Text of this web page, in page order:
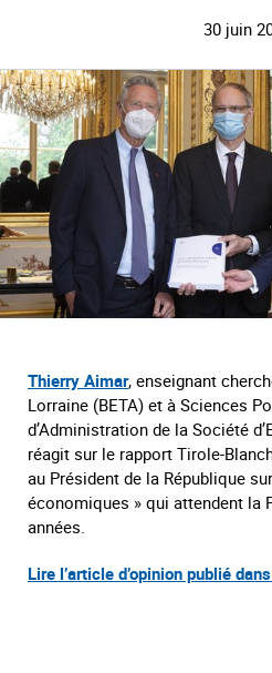
30 juin
Thierry Aimar, enseignant
Lorraine (BETA) et à Sciences
d’Administration de la Société
réagit sur le rapport Tirole-
au Président de la République
économiques » qui attendent la
années.
Lire l’article d’opinion publié